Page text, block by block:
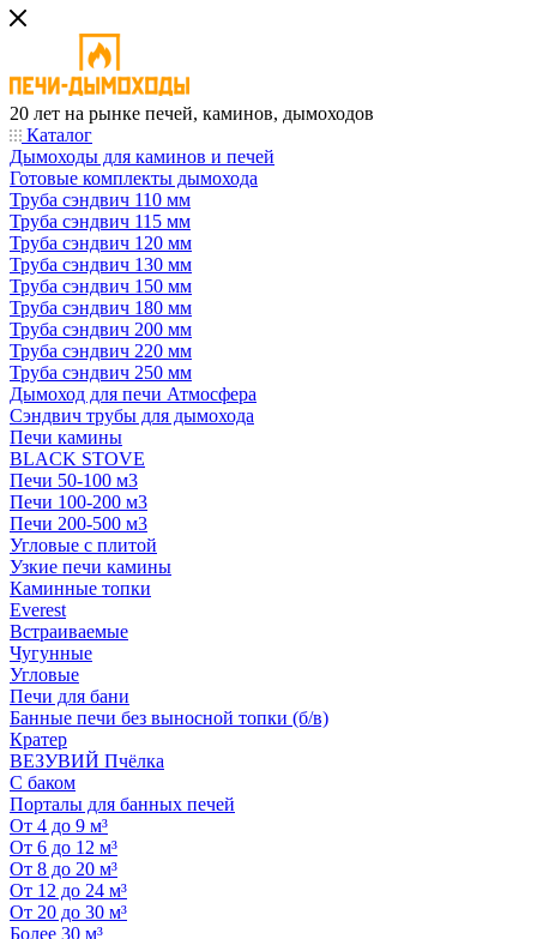
20 лет на рынке печей, каминов, дымоходов
Каталог
Дымоходы для каминов и печей
Готовые комплекты дымохода
Труба сэндвич 110 мм
Труба сэндвич 115 мм
Труба сэндвич 120 мм
Труба сэндвич 130 мм
Труба сэндвич 150 мм
Труба сэндвич 180 мм
Труба сэндвич 200 мм
Труба сэндвич 220 мм
Труба сэндвич 250 мм
Дымоход для печи Атмосфера
Сэндвич трубы для дымохода
Печи камины
BLACK STOVE
Печи 50-100 м3
Печи 100-200 м3
Печи 200-500 м3
Угловые с плитой
Узкие печи камины
Каминные топки
Everest
Встраиваемые
Чугунные
Угловые
Печи для бани
Банные печи без выносной топки (б/в)
Кратер
ВЕЗУВИЙ Пчёлка
С баком
Порталы для банных печей
От 4 до 9 м³
От 6 до 12 м³
От 8 до 20 м³
От 12 до 24 м³
От 20 до 30 м³
Более 30 м³